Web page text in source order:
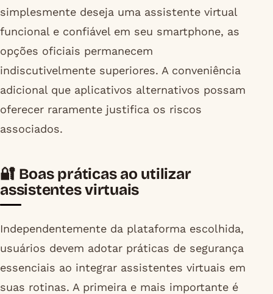
simplesmente deseja uma assistente virtual
funcional e confiável em seu smartphone, as
opções oficiais permanecem
indiscutivelmente superiores. A conveniência
adicional que aplicativos alternativos possam
oferecer raramente justifica os riscos
associados.
🔐 Boas práticas ao utilizar
assistentes virtuais
Independentemente da plataforma escolhida,
usuários devem adotar práticas de segurança
essenciais ao integrar assistentes virtuais em
suas rotinas. A primeira e mais importante é